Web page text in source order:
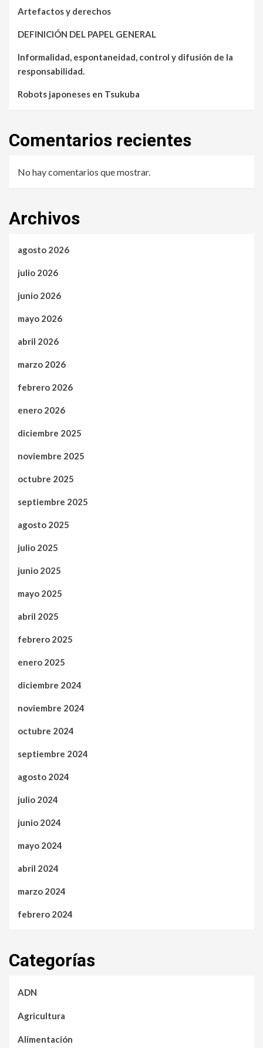
Artefactos y derechos
DEFINICIÓN DEL PAPEL GENERAL
Informalidad, espontaneidad, control y difusión de la
responsabilidad.
Robots japoneses en Tsukuba
Comentarios recientes
No hay comentarios que mostrar.
Archivos
agosto 2026
julio 2026
junio 2026
mayo 2026
abril 2026
marzo 2026
febrero 2026
enero 2026
diciembre 2025
noviembre 2025
octubre 2025
septiembre 2025
agosto 2025
julio 2025
junio 2025
mayo 2025
abril 2025
febrero 2025
enero 2025
diciembre 2024
noviembre 2024
octubre 2024
septiembre 2024
agosto 2024
julio 2024
junio 2024
mayo 2024
abril 2024
marzo 2024
febrero 2024
Categorías
ADN
Agricultura
Alimentación